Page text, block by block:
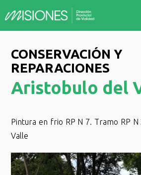
CONSERVACIÓN Y
REPARACIONES
Aristobulo del
Pintura en frio RP N 7. Tramo RP
Valle